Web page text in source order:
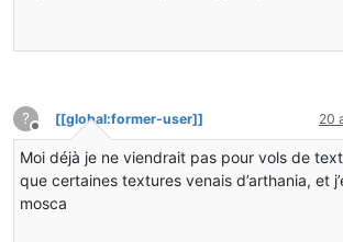
?
Hors-ligne
[[global:former-user]] 20
Moi déjà je ne viendrait pas pour vols de
que certaines textures venais d’arthania, et
mosca